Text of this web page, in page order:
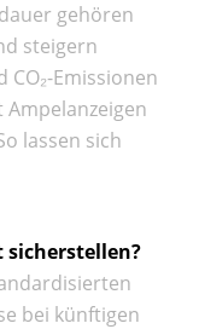
gehören
steigern
Emissionen
lassen sich
sicherstellen?
bei künftigen